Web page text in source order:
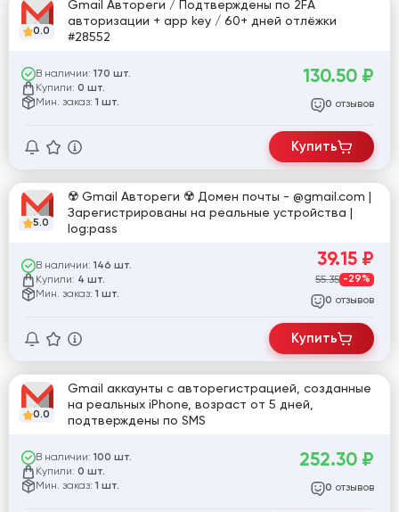
0.0
Gmail Автореги / Подтверждены по 2FA
авторизации + app key / 60+ дней отлёжки
#28552
В наличии: 170 шт.
Купили: 0 шт.
Мин. заказ: 1 шт.
130.50 ₽
0 отзывов
Купить
5.0
☢️ Gmail Автореги ☢️ Домен почты - @gmail.com |
Зарегистрированы на реальные устройства |
log:pass
В наличии: 146 шт.
Купили: 4 шт.
Мин. заказ: 1 шт.
39.15 ₽
55.35 -29%
0 отзывов
Купить
0.0
Gmail аккаунты с авторегистрацией, созданные
на реальных iPhone, возраст от 5 дней,
подтверждены по SMS
В наличии: 100 шт.
Купили: 0 шт.
Мин. заказ: 1 шт.
252.30 ₽
0 отзывов